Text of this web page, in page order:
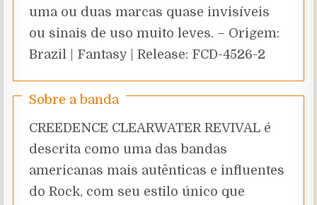
uma ou duas marcas quase invisíveis
ou sinais de uso muito leves. – Origem:
Brazil | Fantasy | Release: FCD-4526-2
Sobre a banda
CREEDENCE CLEARWATER REVIVAL é
descrita como uma das bandas
americanas mais autênticas e influentes
do Rock, com seu estilo único que